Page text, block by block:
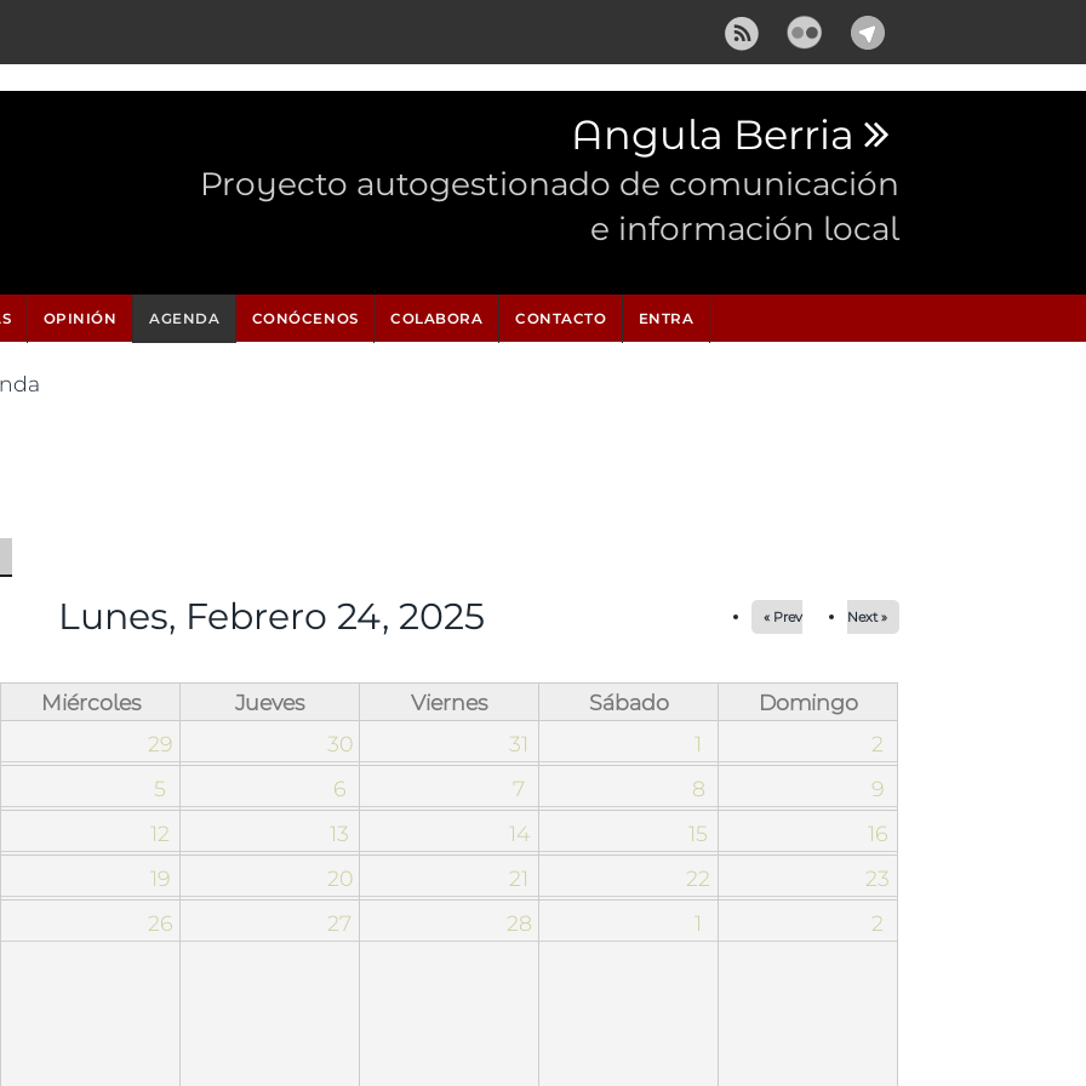
Angula Berria
Proyecto autogestionado de comunicación
e información local
OPINIÓN AGENDA CONÓCENOS COLABORA CONTACTO ENTRA
Lunes, Febrero 24, 2025 « Prev Next »
Miércoles Jueves Viernes Sábado
Domingo
29 30 31 1
2
5 6 7 8
9
12 13 14 15
16
19 20 21 22
23
26 27 28 1 2